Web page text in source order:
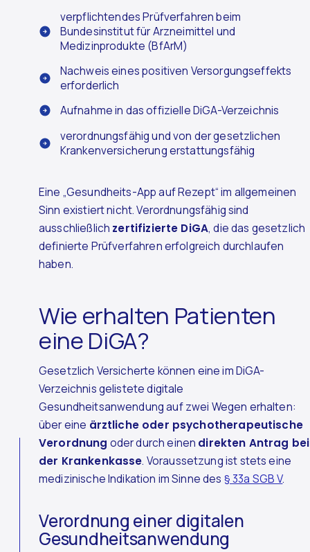
verpflichtendes Prüfverfahren beim
Bundesinstitut für Arzneimittel und
Medizinprodukte (BfArM)
Nachweis eines positiven Versorgungseffekts
erforderlich
Aufnahme in das offizielle DiGA-Verzeichnis
verordnungsfähig und von der gesetzlichen
Krankenversicherung erstattungsfähig
Eine „Gesundheits-App auf Rezept“ im allgemeinen
Sinn existiert nicht. Verordnungsfähig sind
ausschließlich zertifizierte DiGA, die das gesetzlich
definierte Prüfverfahren erfolgreich durchlaufen
haben.
Wie erhalten Patienten
eine DiGA?
Gesetzlich Versicherte können eine im DiGA-
Verzeichnis gelistete digitale
Gesundheitsanwendung auf zwei Wegen erhalten:
über eine ärztliche oder psychotherapeutische
Verordnung oder durch einen direkten Antrag bei
der Krankenkasse. Voraussetzung ist stets eine
medizinische Indikation im Sinne des § 33a SGB V.
Verordnung einer digitalen
Gesundheitsanwendung